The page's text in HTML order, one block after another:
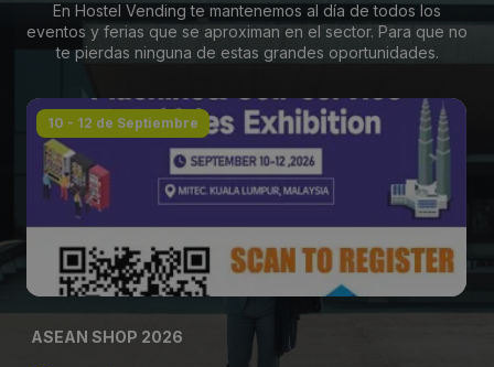
En Hostel Vending te mantenemos al día de todos los
eventos y ferias que se aproximan en el sector. Para que no
te pierdas ninguna de estas grandes oportunidades.
10 - 12 de Septiembre
ASEAN SHOP 2026